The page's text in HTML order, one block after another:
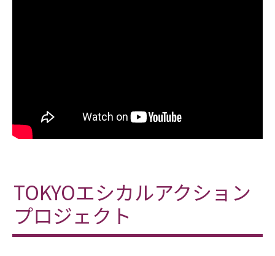
TOKYOエシカルアクション
プロジェクト